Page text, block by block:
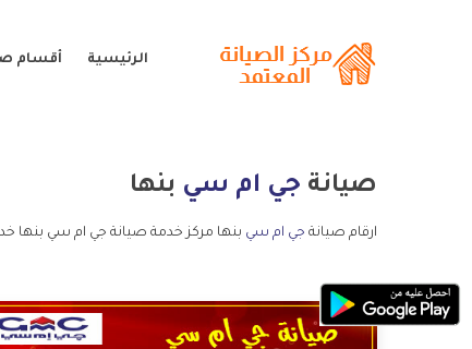
الرئيسية أقسام
صيانة جي ام سي بنها
ارقام صيانة جي ام سي بنها مركز خدمة صيانة جي ام سي بنها